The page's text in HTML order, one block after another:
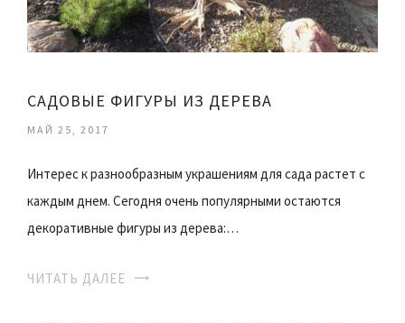
САДОВЫЕ ФИГУРЫ ИЗ ДЕРЕВА
МАЙ 25, 2017
Интерес к разнообразным украшениям для сада растет с
каждым днем. Сегодня очень популярными остаются
декоративные фигуры из дерева:…
ЧИТАТЬ ДАЛЕЕ